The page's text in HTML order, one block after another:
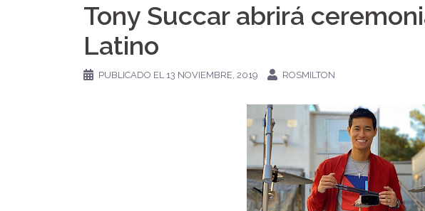
Tony Succar abrirá
Latino
PUBLICADO EL 13 NOVIEMBRE, 2019 ROSMILTON